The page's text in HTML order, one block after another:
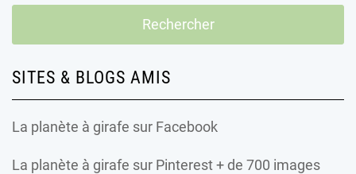
SITES & BLOGS AMIS
La planète à girafe sur Facebook
La planète à girafe sur Pinterest + de 700 images